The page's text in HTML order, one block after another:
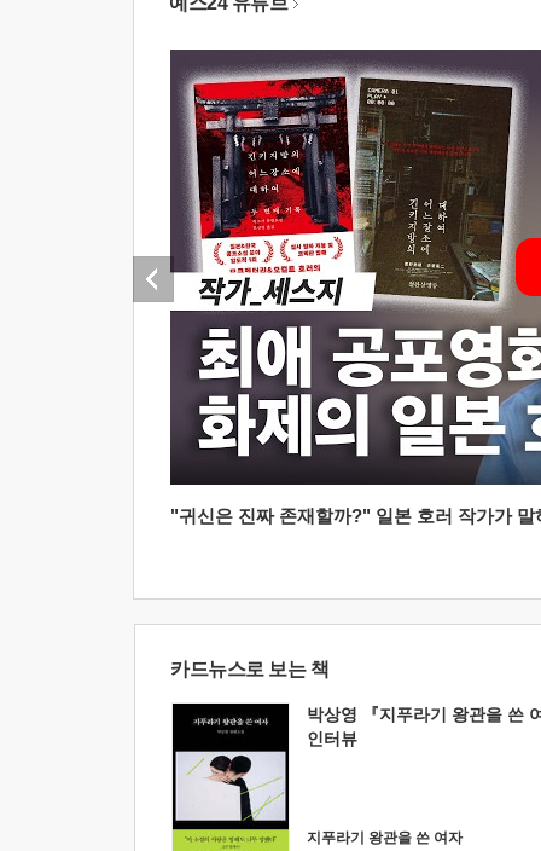
"귀신은 진짜 존재할까?" 일본 호러 작가가
카드뉴스로 보는 책
박상영 『지푸라기 왕관을 쓴
인터뷰
지푸라기 왕관을 쓴 여자